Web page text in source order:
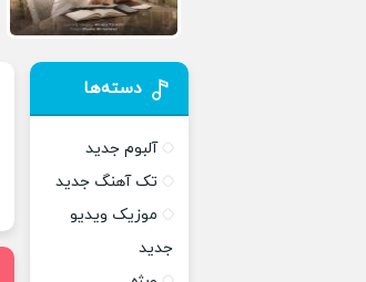
دسته‌ها
آلبوم جدید
تک آهنگ جدید
موزیک ویدیو
جدید